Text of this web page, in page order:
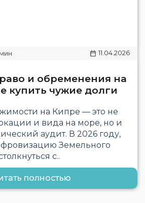
11.04.2026
и обременения на
купить чужие долги
на Кипре — это не
и вида на море, но и
аудит. В 2026 году,
Земельного
с..
полностью